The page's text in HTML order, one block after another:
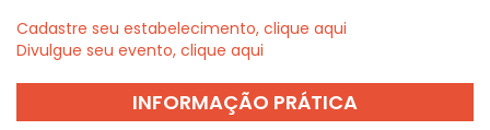
Cadastre seu estabelecimento, clique aqui
Divulgue seu evento, clique aqui
INFORMAÇÃO PRÁTICA